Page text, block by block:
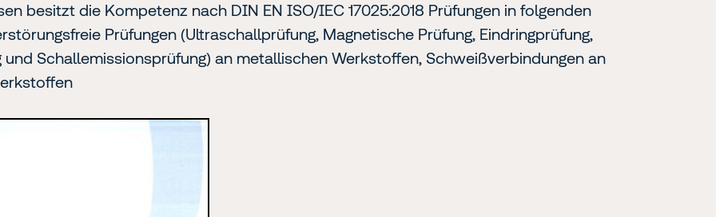
besitzt die Kompetenz nach DIN EN ISO/IEC 17025:2018 Prüfungen in folgenden
Prüfungen (Ultraschallprüfung, Magnetische Prüfung, Eindringprüfung,
Schallemissionsprüfung) an metallischen Werkstoffen, Schweißverbindungen an